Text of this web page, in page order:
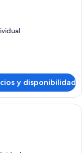
y disponibilidad
con cama, sofá,